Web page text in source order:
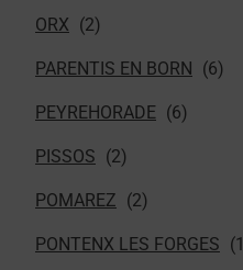
ORX
PARENTIS EN BORN
PEYREHORADE
PISSOS
POMAREZ
PONTENX LES FORGES